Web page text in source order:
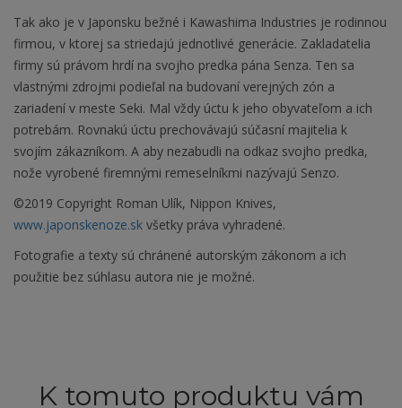
Tak ako je v Japonsku bežné i Kawashima Industries je rodinnou
firmou, v ktorej sa striedajú jednotlivé generácie. Zakladatelia
firmy sú právom hrdí na svojho predka pána Senza. Ten sa
vlastnými zdrojmi podieľal na budovaní verejných zón a
zariadení v meste Seki. Mal vždy úctu k jeho obyvateľom a ich
potrebám. Rovnakú úctu prechovávajú súčasní majitelia k
svojím zákazníkom. A aby nezabudli na odkaz svojho predka,
nože vyrobené firemnými remeselníkmi nazývajú Senzo.
©2019 Copyright Roman Ulík, Nippon Knives,
www.japonskenoze.sk všetky práva vyhradené.
Fotografie a texty sú chránené autorským zákonom a ich
použitie bez súhlasu autora nie je možné.
K tomuto produktu vám